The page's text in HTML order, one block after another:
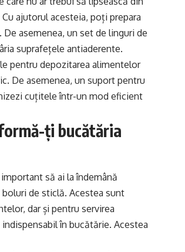
ajutorul acesteia, poți prepara
asemenea, un set de linguri de
suprafețele antiaderente.
pentru depozitarea alimentelor
De asemenea, un suport pentru
cuțitele într-un mod eficient
ți bucătăria
să ai la îndemână
de sticlă. Acestea sunt
dar și pentru servirea
în bucătărie. Acestea